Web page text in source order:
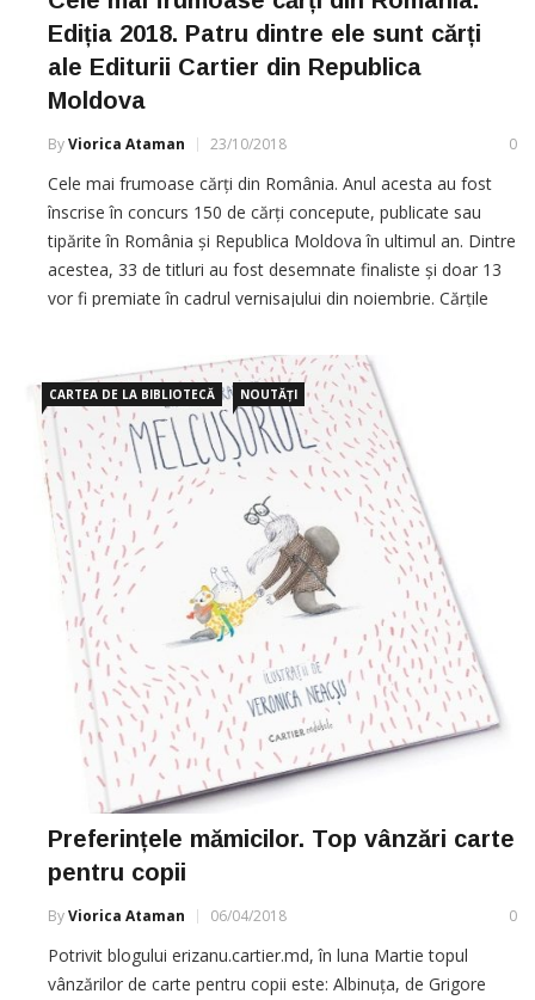
Ediția 2018. Patru dintre ele sunt cărți
ale Editurii Cartier din Republica
Moldova
ByViorica Ataman 23/10/2018 0
Cele mai frumoase cărți din România. Anul acesta au fost
înscrise în concurs 150 de cărți concepute, publicate sau
tipărite în România și Republica Moldova în ultimul an. Dintre
acestea, 33 de titluri au fost desemnate finaliste și doar 13
vor fi premiate în cadrul vernisajului din noiembrie. Cărțile
CARTEA DE LA BIBLIOTECĂ NOUTĂȚI
Preferințele mămicilor. Top vânzări carte
pentru copii
ByViorica Ataman 06/04/2018 0
Potrivit blogului erizanu.cartier.md, în luna Martie topul
vânzărilor de carte pentru copii este: Albinuța, de Grigore